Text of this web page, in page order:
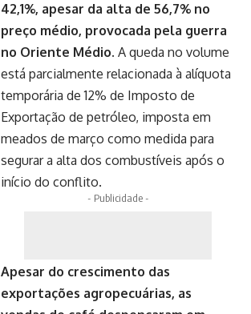
42,1%, apesar da alta de 56,7% no
preço médio, provocada pela guerra
no Oriente Médio. A queda no volume
está parcialmente relacionada à alíquota
temporária de 12% de Imposto de
Exportação de petróleo, imposta em
meados de março como medida para
segurar a alta dos combustíveis após o
início do conflito.
- Publicidade -
Apesar do crescimento das
exportações agropecuárias, as